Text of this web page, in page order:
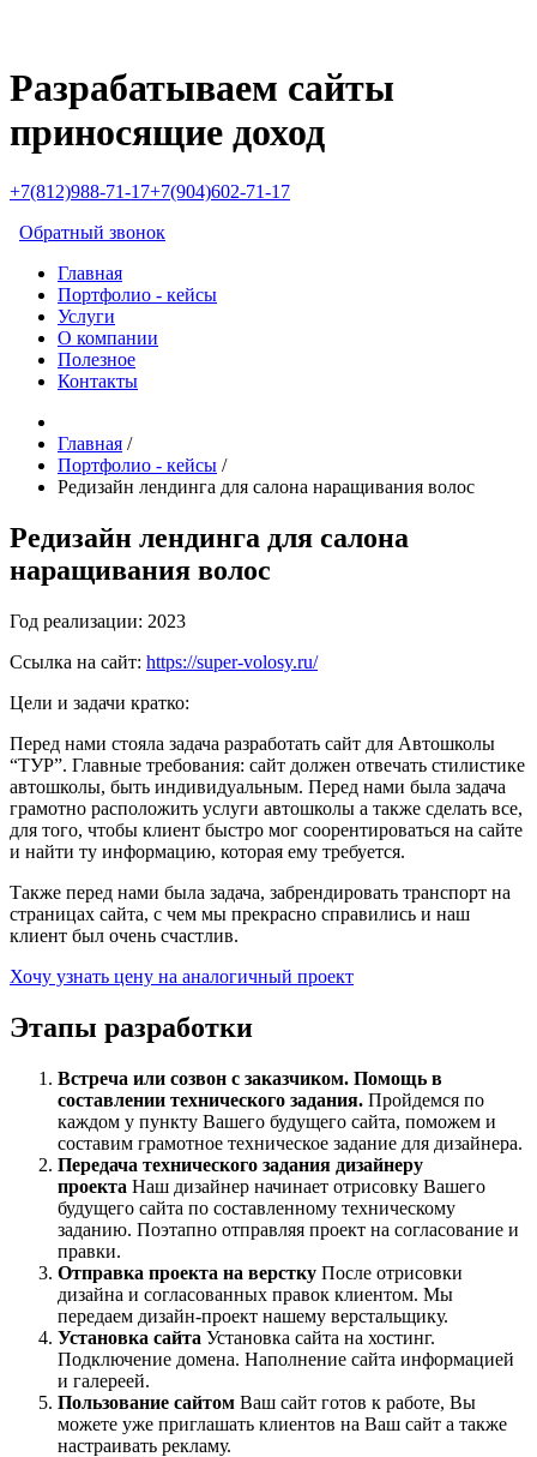
Разрабатываем сайты
приносящие доход
+7(812)988-71-17+7(904)602-71-17
Обратный звонок
Главная
Портфолио - кейсы
Услуги
О компании
Полезное
Контакты
Главная /
Портфолио - кейсы /
Редизайн лендинга для салона наращивания волос
Редизайн лендинга для салона
наращивания волос
Год реализации: 2023
Ссылка на сайт: https://super-volosy.ru/
Цели и задачи кратко:
Перед нами стояла задача разработать сайт для Автошколы
“ТУР”. Главные требования: сайт должен отвечать стилистике
автошколы, быть индивидуальным. Перед нами была задача
грамотно расположить услуги автошколы а также сделать все,
для того, чтобы клиент быстро мог соорентироваться на сайте
и найти ту информацию, которая ему требуется.
Также перед нами была задача, забрендировать транспорт на
страницах сайта, с чем мы прекрасно справились и наш
клиент был очень счастлив.
Хочу узнать цену на аналогичный проект
Этапы разработки
Встреча или созвон с заказчиком. Помощь в
составлении технического задания. Пройдемся по
каждом у пункту Вашего будущего сайта, поможем и
составим грамотное техническое задание для дизайнера.
Передача технического задания дизайнеру
проекта Наш дизайнер начинает отрисовку Вашего
будущего сайта по составленному техническому
заданию. Поэтапно отправляя проект на согласование и
правки.
Отправка проекта на верстку После отрисовки
дизайна и согласованных правок клиентом. Мы
передаем дизайн-проект нашему верстальщику.
Установка сайта Установка сайта на хостинг.
Подключение домена. Наполнение сайта информацией
и галереей.
Пользование сайтом Ваш сайт готов к работе, Вы
можете уже приглашать клиентов на Ваш сайт а также
настраивать рекламу.